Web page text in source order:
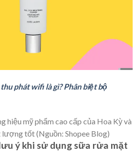
phát wifi là gì? Phân biệt bộ
hiệu mỹ phẩm cao cấp của Hoa Kỳ và
tốt (Nguồn: Shopee Blog)
ý khi sử dụng sữa rửa mặt